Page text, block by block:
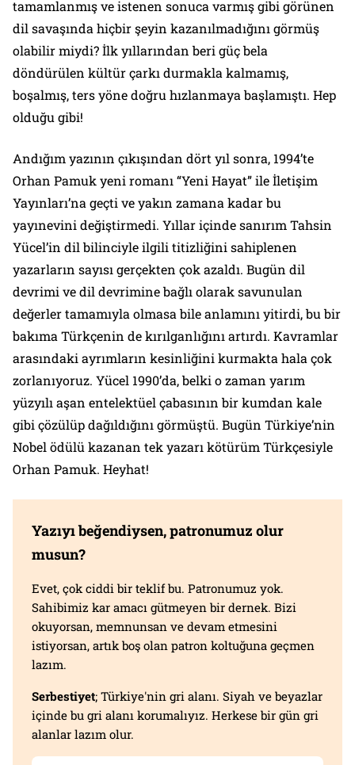
tamamlanmış ve istenen sonuca varmış gibi görünen
dil savaşında hiçbir şeyin kazanılmadığını görmüş
olabilir miydi? İlk yıllarından beri güç bela
döndürülen kültür çarkı durmakla kalmamış,
boşalmış, ters yöne doğru hızlanmaya başlamıştı. Hep
olduğu gibi!
Andığım yazının çıkışından dört yıl sonra, 1994’te
Orhan Pamuk yeni romanı “Yeni Hayat” ile İletişim
Yayınları’na geçti ve yakın zamana kadar bu
yayınevini değiştirmedi. Yıllar içinde sanırım Tahsin
Yücel’in dil bilinciyle ilgili titizliğini sahiplenen
yazarların sayısı gerçekten çok azaldı. Bugün dil
devrimi ve dil devrimine bağlı olarak savunulan
değerler tamamıyla olmasa bile anlamını yitirdi, bu bir
bakıma Türkçenin de kırılganlığını artırdı. Kavramlar
arasındaki ayrımların kesinliğini kurmakta hala çok
zorlanıyoruz. Yücel 1990’da, belki o zaman yarım
yüzyılı aşan entelektüel çabasının bir kumdan kale
gibi çözülüp dağıldığını görmüştü. Bugün Türkiye’nin
Nobel ödülü kazanan tek yazarı kötürüm Türkçesiyle
Orhan Pamuk. Heyhat!
Yazıyı beğendiysen, patronumuz olur
musun?
Evet, çok ciddi bir teklif bu. Patronumuz yok.
Sahibimiz kar amacı gütmeyen bir dernek. Bizi
okuyorsan, memnunsan ve devam etmesini
istiyorsan, artık boş olan patron koltuğuna geçmen
lazım.
Serbestiyet; Türkiye'nin gri alanı. Siyah ve beyazlar
içinde bu gri alanı korumalıyız. Herkese bir gün gri
alanlar lazım olur.